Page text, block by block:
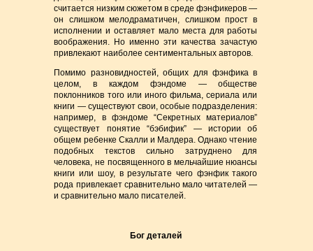
считается низким сюжетом в среде фэнфикеров —
он слишком мелодраматичен, слишком прост в
исполнении и оставляет мало места для работы
воображения. Но именно эти качества зачастую
привлекают наиболее сентиментальных авторов.
Помимо разновидностей, общих для фэнфика в
целом, в каждом фэндоме — обществе
поклонников того или иного фильма, сериала или
книги — существуют свои, особые подразделения:
например, в фэндоме “Секретных материалов”
существует понятие “бэбифик” — истории об
общем ребенке Скалли и Малдера. Однако чтение
подобных текстов сильно затруднено для
человека, не посвященного в мельчайшие нюансы
книги или шоу, в результате чего фэнфик такого
рода привлекает сравнительно мало читателей —
и сравнительно мало писателей.
Бог деталей